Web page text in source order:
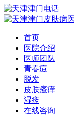
首页
医院介绍
医师团队
青春痘
脱发
皮肤瘙痒
湿疹
在线咨询